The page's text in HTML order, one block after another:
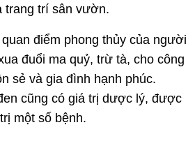
trang trí sân vườn.
điểm phong thủy của người
đuổi ma quỷ, trừ tà, cho công
sẻ và gia đình hạnh phúc.
cũng có giá trị dược lý, được
một số bệnh.